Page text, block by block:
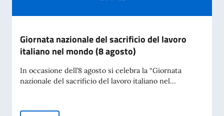
Giornata nazionale del sacrificio del lavoro
italiano nel mondo (8 agosto)
In occasione dell’8 agosto si celebra la “Giornata
nazionale del sacrificio del lavoro italiano nel...